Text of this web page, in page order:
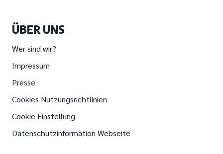
ÜBER UNS
Wer sind wir?
Impressum
Presse
Cookies Nutzungsrichtlinien
Cookie Einstellung
Datenschutzinformation Webseite